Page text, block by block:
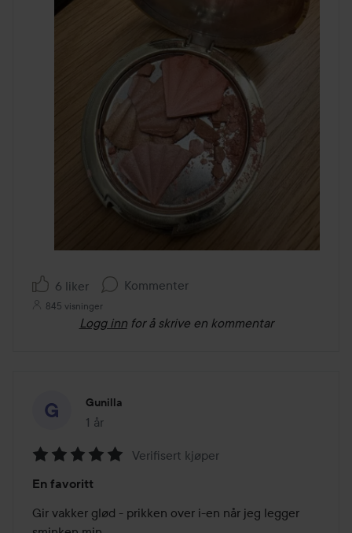
6 liker Kommenter
845 visninger
Logg inn for å skrive en kommentar
Gunilla
1 år
Innlegget ble opprettet 1 år
5
av
5
Verifisert kjøper
En favoritt
Gir vakker glød - prikken over i-en når jeg legger